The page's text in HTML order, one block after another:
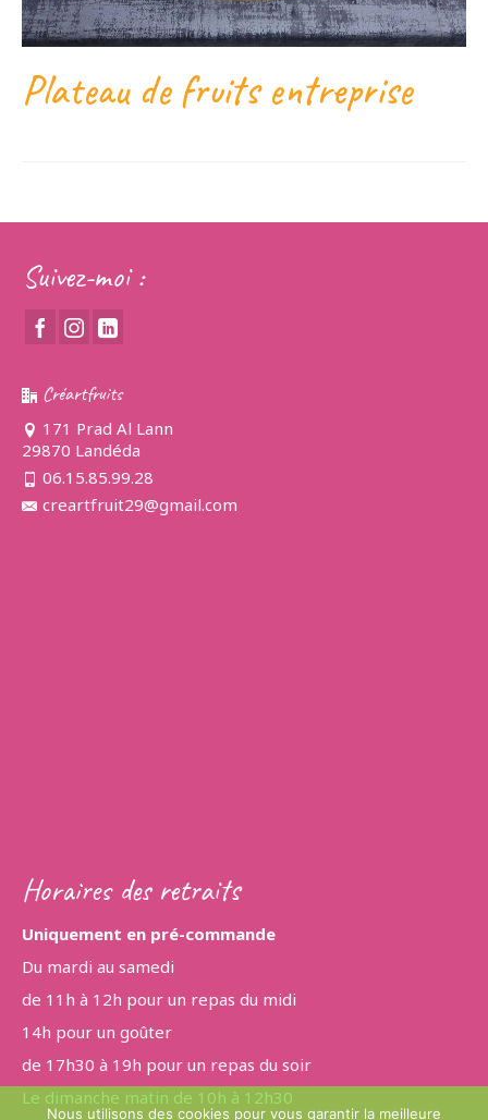
Plateau de fruits entreprise
Suivez-moi :
Créartfruits
171 Prad Al Lann
29870 Landéda
06.15.85.99.28
creartfruit29@gmail.com
Horaires des retraits
Uniquement en pré-commande
Du mardi au samedi
de 11h à 12h pour un repas du midi
14h pour un goûter
de 17h30 à 19h pour un repas du soir
Le dimanche matin de 10h à 12h30
Nous utilisons des cookies pour vous garantir la meilleure